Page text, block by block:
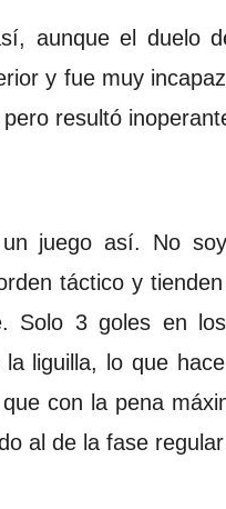
aunque el duelo
y fue muy
resultó
juego así. No
táctico y
Solo 3 goles en
la liguilla, lo que
con la pena
al de la fase